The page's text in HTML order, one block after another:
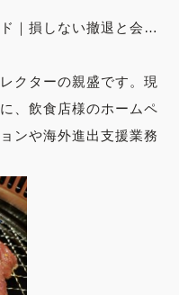
｜損しない撤退と会…
クターの親盛です。現
、飲食店様のホームペ
ンや海外進出支援業務